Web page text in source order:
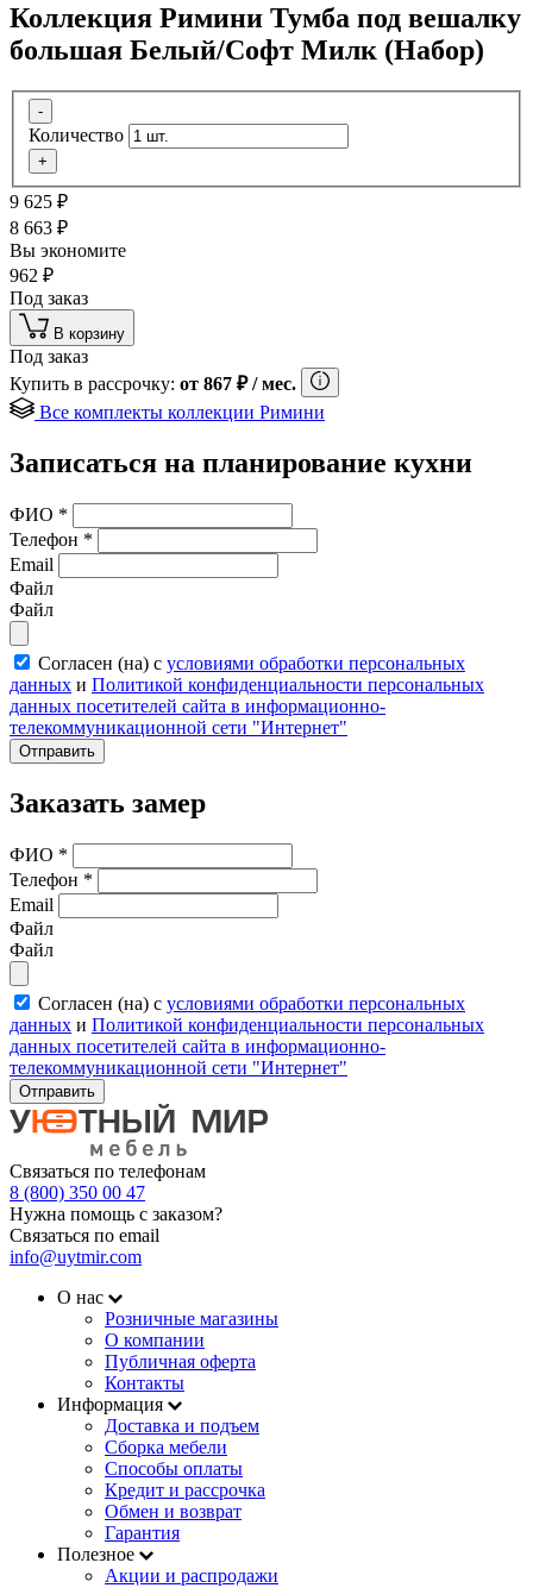
Коллекция Римини Тумба под вешалку
большая Белый/Софт Милк (Набор)
-
Количество
+
9 625 ₽
8 663 ₽
Вы экономите
962 ₽
Под заказ
В корзину
Под заказ
Купить в рассрочку: от 867 ₽/ мес.
Все комплекты коллекции Римини
Записаться на планирование кухни
ФИО *
Телефон *
Email
Файл
Файл
Согласен (на) с условиями обработки персональных
данных и Политикой конфиденциальности персональных
данных посетителей сайта в информационно-
телекоммуникационной сети "Интернет"
Отправить
Заказать замер
ФИО *
Телефон *
Email
Файл
Файл
Согласен (на) с условиями обработки персональных
данных и Политикой конфиденциальности персональных
данных посетителей сайта в информационно-
телекоммуникационной сети "Интернет"
Отправить
Связаться по телефонам
8 (800) 350 00 47
Нужна помощь с заказом?
Связаться по email
info@uytmir.com
О нас
Розничные магазины
О компании
Публичная оферта
Контакты
Информация
Доставка и подъем
Сборка мебели
Способы оплаты
Кредит и рассрочка
Обмен и возврат
Гарантия
Полезное
Акции и распродажи